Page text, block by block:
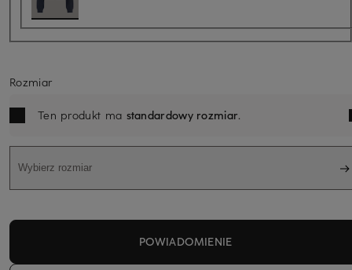
Rozmiar
Ten produkt ma standardowy rozmiar.
Wybierz rozmiar
POWIADOMIENIE